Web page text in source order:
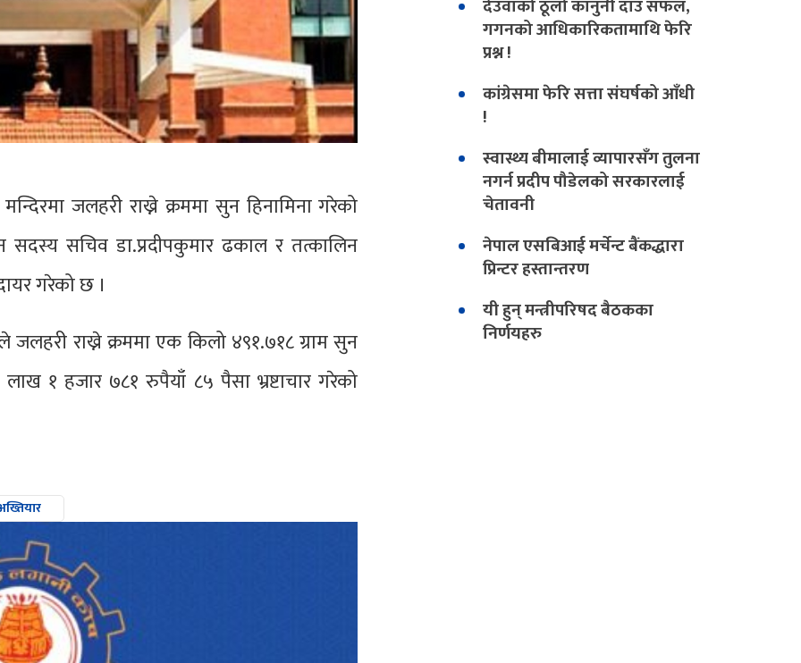
जलहरी राख्ने क्रममा सुन हिनामिना गरेको
सदस्य सचिव डा.प्रदीपकुमार ढकाल र तत्कालिन
गरेको छ ।
राख्ने क्रममा एक किलो ४९१.७१८ ग्राम सुन
१ हजार ७८१ रुपैयाँ ८५ पैसा भ्रष्टाचार गरेको
देउवाको ठूलो कानुनी दाउ सफल,
गगनको आधिकारिकतामाथि फेरि
प्रश्न !
कांग्रेसमा फेरि सत्ता संघर्षको आँधी
!
स्वास्थ्य बीमालाई व्यापारसँग तुलना
नगर्न प्रदीप पौडेलको सरकारलाई
चेतावनी
नेपाल एसबिआई मर्चेन्ट बैंकद्धारा
प्रिन्टर हस्तान्तरण
यी हुन् मन्त्रीपरिषद बैठकका
निर्णयहरु